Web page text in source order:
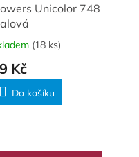
Unicolor 748
(18 ks)
Kč
Do košíku